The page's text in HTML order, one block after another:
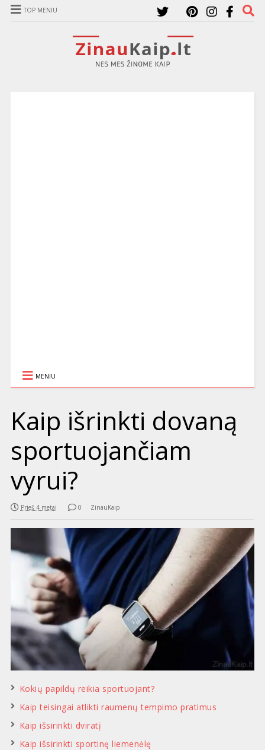
TOP MENIU
MENIU
Kaip išrinkti dovaną
sportuojančiam
vyrui?
Prieš 4 metai 0 ZinauKaip
Kokių papildų reikia sportuojant?
Kaip teisingai atlikti raumenų tempimo pratimus
Kaip išsirinkti dviratį
Kaip išsirinkti sportinę liemenėlę